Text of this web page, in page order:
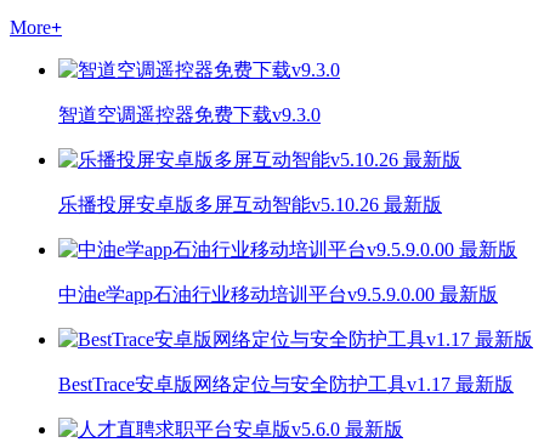
More+
智道空调遥控器免费下载v9.3.0
乐播投屏安卓版多屏互动智能v5.10.26 最新版
中油e学app石油行业移动培训平台v9.5.9.0.00 最新版
BestTrace安卓版网络定位与安全防护工具v1.17 最新版